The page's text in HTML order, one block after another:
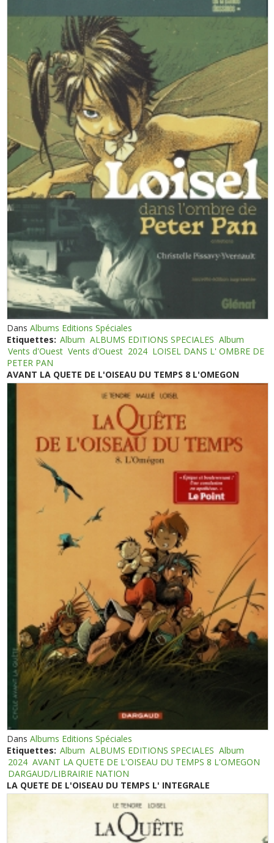
DansAlbums Editions Spéciales
Etiquettes: Album ALBUMS EDITIONS SPECIALES Album
Vents d'Ouest Vents d'Ouest 2024 LOISEL DANS L' OMBRE DE
PETER PAN
AVANT LA QUETE DE L'OISEAU DU TEMPS 8 L'OMEGON
DansAlbums Editions Spéciales
Etiquettes: Album ALBUMS EDITIONS SPECIALES Album
2024 AVANT LA QUETE DE L'OISEAU DU TEMPS 8 L'OMEGON
DARGAUD/LIBRAIRIE NATION
LA QUETE DE L'OISEAU DU TEMPS L' INTEGRALE